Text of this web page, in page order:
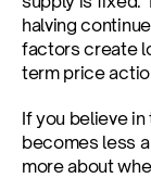
halving
factors create
term price
If you believe
becomes less
more about